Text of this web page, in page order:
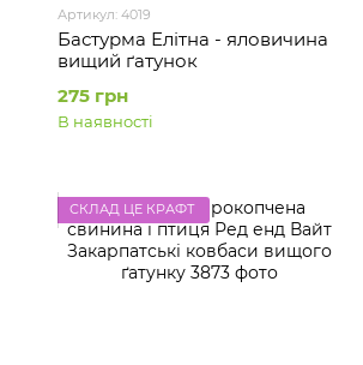
Артикул: 4019
Бастурма Елітна - яловичина
вищий ґатунок
275 грн
В наявності
СКЛАД ЦЕ КРАФТ